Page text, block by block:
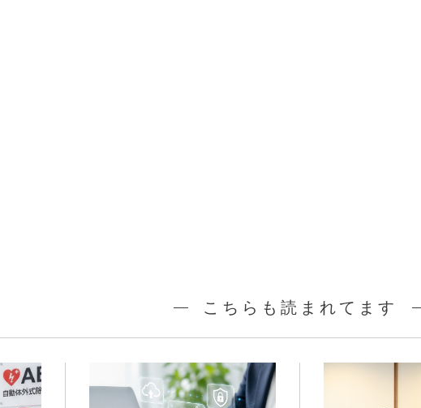
こちらも読まれてます